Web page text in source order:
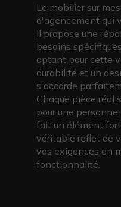
Le mobilier sur
d'agencement qui
Il propose une
besoins
optant pour cette
durabilité et un
s'accorde
Chaque pièce
pour une personne
fait un élément
véritable reflet de
vos exigences en
fonctionnalité.